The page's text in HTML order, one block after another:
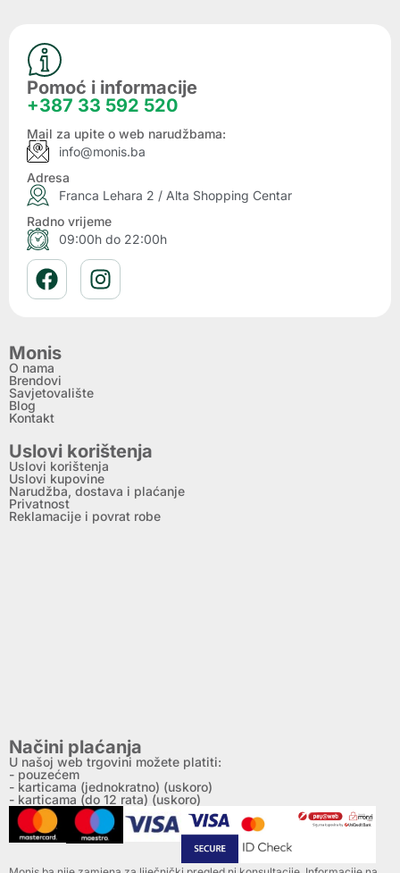
Pomoć i informacije
+387 33 592 520
Mail za upite o web narudžbama:
info@monis.ba
Adresa
Franca Lehara 2 / Alta Shopping Centar
Radno vrijeme
09:00h do 22:00h
Monis
O nama
Brendovi
Savjetovalište
Blog
Kontakt
Uslovi korištenja
Uslovi korištenja
Uslovi kupovine
Narudžba, dostava i plaćanje
Privatnost
Reklamacije i povrat robe
Načini plaćanja
U našoj web trgovini možete platiti:
- pouzećem
- karticama (jednokratno) (uskoro)
- karticama (do 12 rata) (uskoro)